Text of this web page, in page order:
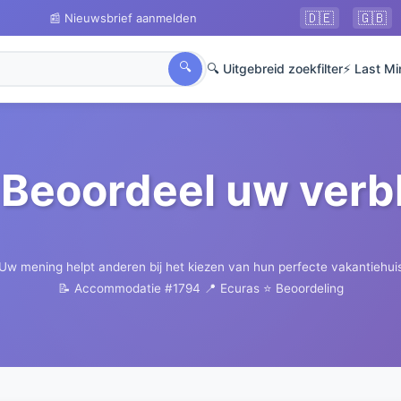
📰 Nieuwsbrief aanmelden 🇩🇪 🇬🇧
🔍 🔍 Uitgebreid zoekfilter⚡ Last
Beoordeel uw
mening helpt anderen bij het kiezen van hun perfecte
📝 Accommodatie #1794 📍 Ecuras ⭐ Beoordeling